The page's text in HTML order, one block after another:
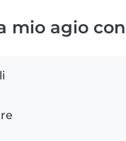
mio agio con